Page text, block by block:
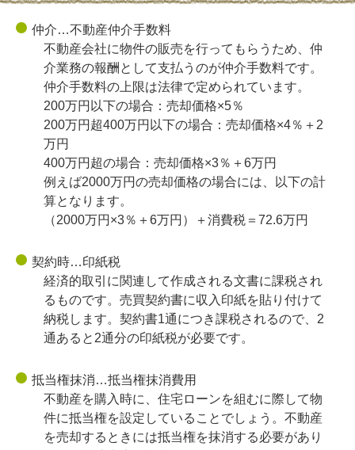
仲介…不動産仲介手数料
不動産会社に物件の販売を行ってもらうため、仲
介業務の報酬として支払うのが仲介手数料です。
仲介手数料の上限は法律で定められています。
200万円以下の場合：売却価格×5％
200万円超400万円以下の場合：売却価格×4％＋2
万円
400万円超の場合：売却価格×3％＋6万円
例えば2000万円の売却価格の場合には、以下の計
算となります。
（2000万円×3％＋6万円）＋消費税＝72.6万円
契約時…印紙税
経済的取引に関連して作成される文書に課税され
るものです。売買契約書に収入印紙を貼り付けて
納税します。契約書1通につき課税されるので、2
通あると2通分の印紙税が必要です。
抵当権抹消…抵当権抹消費用
不動産を購入時に、住宅ローンを組むに際して物
件に抵当権を設定していることでしょう。不動産
を売却するときには抵当権を抹消する必要があり